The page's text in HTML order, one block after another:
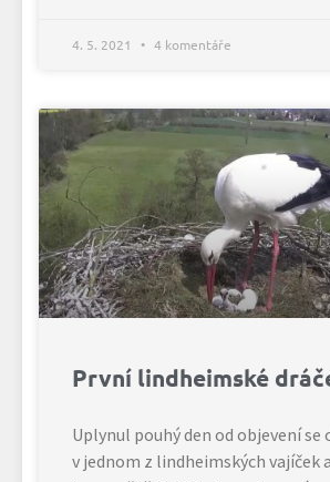
4. 5. 2021 4 komentáře
První lindheimské
Uplynul pouhý den od objevení se
v jednom z lindheimských vajíček